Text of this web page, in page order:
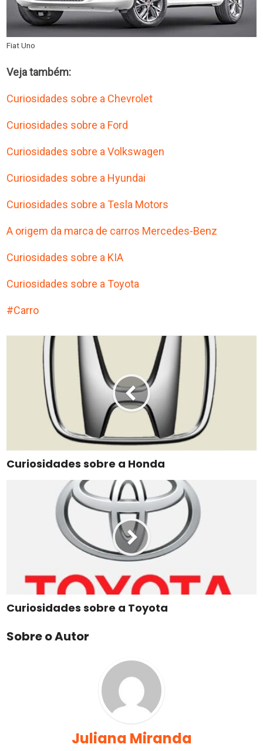
Fiat Uno
Veja também:
Curiosidades sobre a Chevrolet
Curiosidades sobre a Ford
Curiosidades sobre a Volkswagen
Curiosidades sobre a Hyundai
Curiosidades sobre a Tesla Motors
A origem da marca de carros Mercedes-Benz
Curiosidades sobre a KIA
Curiosidades sobre a Toyota
Carro
Curiosidades sobre a Honda
Curiosidades sobre a Toyota
Sobre o Autor
Juliana Miranda